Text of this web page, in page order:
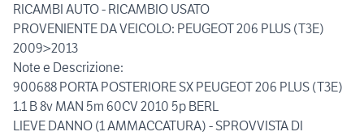
RICAMBI AUTO - RICAMBIO USATO
PROVENIENTE DA VEICOLO: PEUGEOT 206 PLUS (T3E)
2009>2013
Note e Descrizione:
900688 PORTA POSTERIORE SX PEUGEOT 206 PLUS (T3E)
1.1 B 8v MAN 5m 60CV 2010 5p BERL
LIEVE DANNO (1 AMMACCATURA) - SPROVVISTA DI